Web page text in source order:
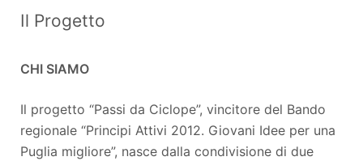
Il Progetto
CHI SIAMO
Il progetto “Passi da Ciclope”, vincitore del Bando
regionale “Principi Attivi 2012. Giovani Idee per una
Puglia migliore”, nasce dalla condivisione di due